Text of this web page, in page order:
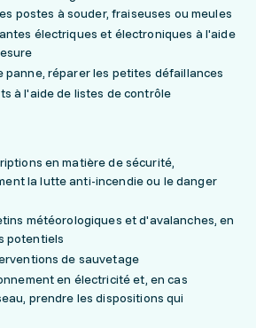
postes à souder, fraiseuses ou meules
électriques et électroniques à l'aide
panne, réparer les petites défaillances
à l'aide de listes de contrôle
en matière de sécurité,
la lutte anti-incendie ou le danger
météorologiques et d'avalanches, en
potentiels
de sauvetage
en électricité et, en cas
prendre les dispositions qui